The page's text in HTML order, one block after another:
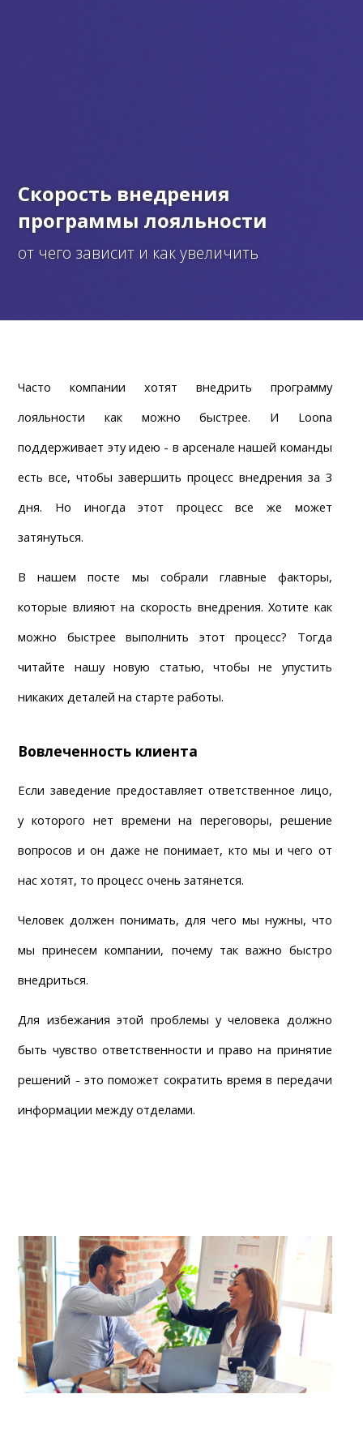
Скорость внедрения
программы лояльности
от чего зависит и как увеличить
Часто компании хотят внедрить программу
лояльности как можно быстрее. И Loona
поддерживает эту идею - в арсенале нашей команды
есть все, чтобы завершить процесс внедрения за 3
дня. Но иногда этот процесс все же может
затянуться.
В нашем посте мы собрали главные факторы,
которые влияют на скорость внедрения. Хотите как
можно быстрее выполнить этот процесс? Тогда
читайте нашу новую статью, чтобы не упустить
никаких деталей на старте работы.
Вовлеченность клиента
Если заведение предоставляет ответственное лицо,
у которого нет времени на переговоры, решение
вопросов и он даже не понимает, кто мы и чего от
нас хотят, то процесс очень затянется.
Человек должен понимать, для чего мы нужны, что
мы принесем компании, почему так важно быстро
внедриться.
Для избежания этой проблемы у человека должно
быть чувство ответственности и право на принятие
решений - это поможет сократить время в передачи
информации между отделами.